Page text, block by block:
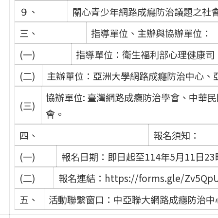
９、
關心青少年網路成癮防治議題之社
三、
指導單位、主辦與協辦單位：
(一)
指導單位：衛生福利部心理健康司
(二)
主辦單位：亞洲大學網路成癮防治中心
(三)
協辦單位: 臺灣網路成癮防治學會、中華
會。
四、
報名須知：
(一)
報名日期：即日起至114年5月11日
(二)
報名連結：https://forms.gle/
五、
活動聯繫窗口：中亞聯大網路成癮防治